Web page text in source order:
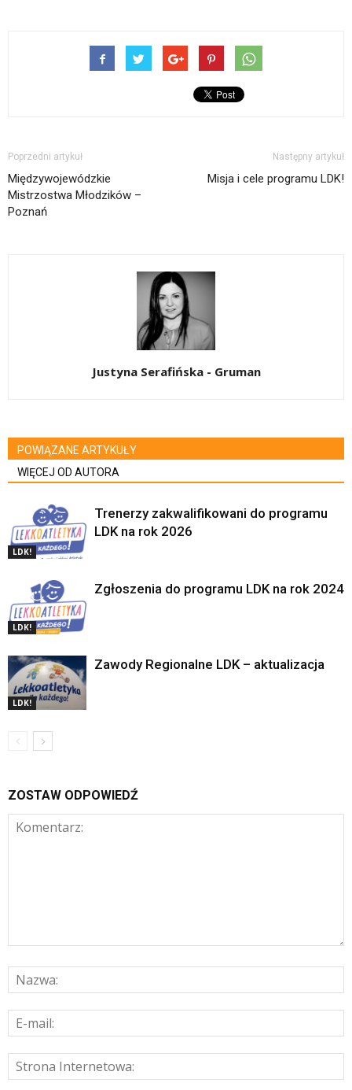
Poprzedni artykuł
Międzywojewódzkie
Mistrzostwa Młodzików –
Poznań
Następny artykuł
Misja i cele programu LDK!
Justyna Serafińska - Gruman
POWIĄZANE ARTYKUŁY
WIĘCEJ OD AUTORA
LDK!
Trenerzy zakwalifikowani do programu
LDK na rok 2026
LDK!
Zgłoszenia do programu LDK na rok 2024
LDK!
Zawody Regionalne LDK – aktualizacja
ZOSTAW ODPOWIEDŹ